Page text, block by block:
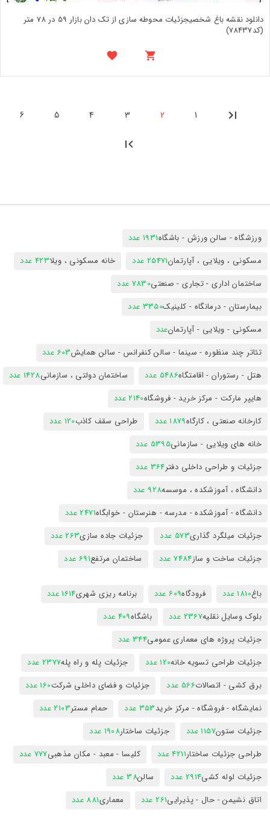
دانلود نقشه باغ شخصیجزئیات محوطه سازی از تک دان بازار 59 در 78 متر
(کد78437)
ورزشگاه - سالن ورزش - باشگاه1931 عدد
مسکونی ، ویلایی ، آپارتمان25471 عدد خانه مسکونی ، ویلا423 عدد
ساختمان اداری - تجاری - صنعتی7830 عدد
بیمارستان - درمانگاه - کلینیک3350 عدد
مسکونی - ویلایی - آپارتمانعدد
تئاتر چند منظوره - سینما - سالن کنفرانس - سالن همایش603 عدد
هتل - رستوران - اقامتگاه5486 عدد ساختمان دولتی ، سازمانی1428 عدد
هایپر مارکت - مرکز خرید - فروشگاه2140 عدد
کارخانه صنعتی ، کارگاه1879 عدد طراحی سقف کاذب120 عدد
خانه های ویلایی - سازمانی5395 عدد
جزئیات و طراحی داخلی دفتر364 عدد
دانشگاه ، آموزشکده ، موسسه928 عدد
دانشگاه - آموزشکده - مدرسه - هنرستان - خوابگاه2471 عدد
جزئیات میلگرد گذاری573 عدد جزئیات جاده سازی263 عدد
جزئیات ساخت و ساز7484 عدد ساختمان مرتفع691 عدد
باغ1810 عدد فرودگاه609 عدد برنامه ریزی شهری1614 عدد
بلوک وسایل نقلیه2367 عدد باشگاه409 عدد
جزئیات پروژه های معماری عمومی344 عدد
جزئیات طراحی تسویه خانه120 عدد جزئیات پله و راه پله2377 عدد
برق کشی - اتصالات566 عدد جزئیات و فضای داخلی شرکت160 عدد
نمایشگاه - فروشگاه - مرکز خرید353 عدد حمام مستر2103 عدد
جزئیات ستون1157 عدد جزئیات ساختار1908 عدد
طراحی جزئیات ساختار4211 عدد کلیسا - معبد - مکان مذهبی777 عدد
جزئیات لوله کشی2914 عدد سالن38 عدد
اتاق نشیمن - حال - پذیرایی261 عدد معماری881 عدد